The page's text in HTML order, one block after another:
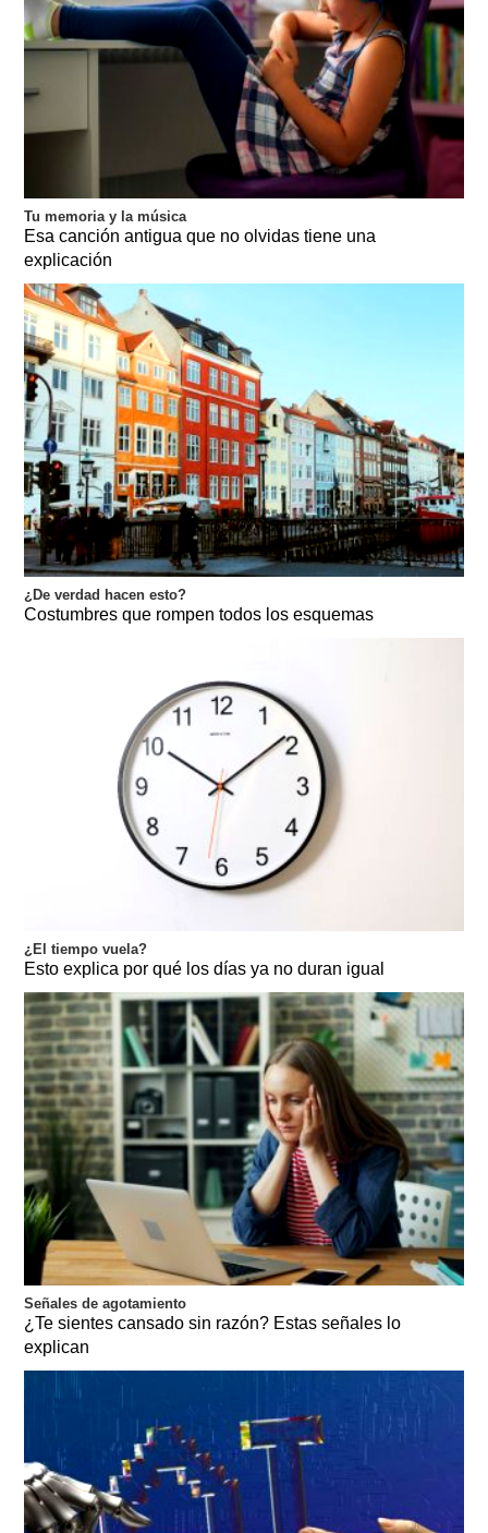
Tu memoria y la música
Esa canción antigua que no olvidas tiene una
explicación
¿De verdad hacen esto?
Costumbres que rompen todos los esquemas
¿El tiempo vuela?
Esto explica por qué los días ya no duran igual
Señales de agotamiento
¿Te sientes cansado sin razón? Estas señales lo
explican